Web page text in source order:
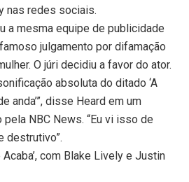
nas redes sociais.
a mesma equipe de publicidade
julgamento por difamação
O júri decidiu a favor do ator.
absoluta do ditado ‘A
anda’”, disse Heard em um
NBC News. “Eu vi isso de
destrutivo”.
Acaba’, com Blake Lively e Justin